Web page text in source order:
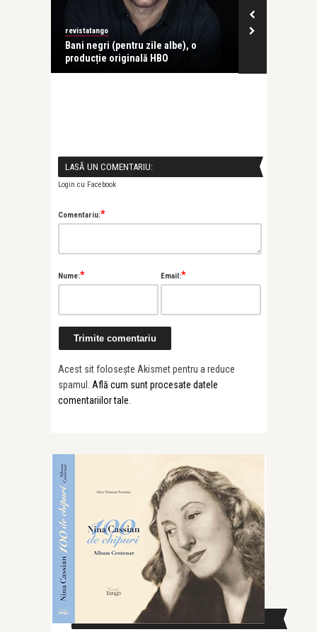
revistatango
Bani negri (pentru zile albe), o
producție originală HBO
LASĂ UN COMENTARIU:
Login cu Facebook
Comentariu:*
Nume:* Email:*
Acest sit folosește Akismet pentru a reduce
spamul. Află cum sunt procesate datele
comentariilor tale.
CAUTĂ ÎN SITE